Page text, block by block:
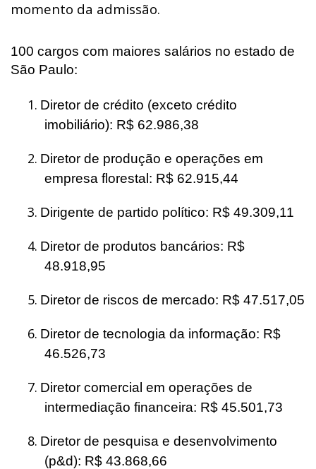
momento da admissão.
100 cargos com maiores salários no estado de
São Paulo:
1. Diretor de crédito (exceto crédito
imobiliário): R$ 62.986,38
2. Diretor de produção e operações em
empresa florestal: R$ 62.915,44
3. Dirigente de partido político: R$ 49.309,11
4. Diretor de produtos bancários: R$
48.918,95
5. Diretor de riscos de mercado: R$ 47.517,05
6. Diretor de tecnologia da informação: R$
46.526,73
7. Diretor comercial em operações de
intermediação financeira: R$ 45.501,73
8. Diretor de pesquisa e desenvolvimento
(p&d): R$ 43.868,66